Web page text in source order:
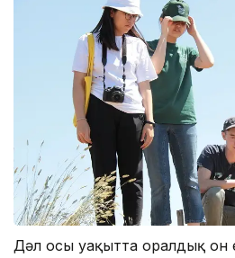
Дәл осы уақытта оралдық он